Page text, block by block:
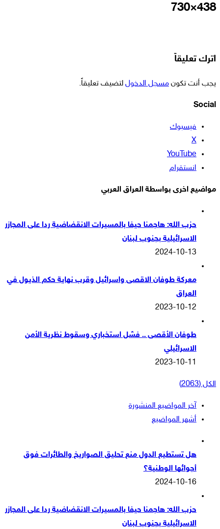
730×438
اترك تعليقاً
يجب أنت تكون مسجل الدخول لتضيف تعليقاً.
Social
فيسبوك
‫X
‫YouTube
انستقرام
مواضيع اخرى بواسطة العراق العربي
حزب الله: هاجمنا حيفا بالمسيرات الانقضاضية ردا على المجازر
الاسرائيلية بجنوب لبنان
2024-10-13
معركة طوفان الاقصى واسرائيل وقرب نهاية حكم الذيول في
العراق
2023-10-12
طوفان الأقصى .. فشل استخباري وسقوط نظرية الأمن
الاسرائيلي
2023-10-11
الكل (2063)
آخر المواضيع المنشورة
أشهر المواضيع
هل تستطيع الدول منع تحليق الصواريخ والطائرات فوق
أجوائها الوطنية؟
2024-10-16
حزب الله: هاجمنا حيفا بالمسيرات الانقضاضية ردا على المجازر
الاسرائيلية بجنوب لبنان